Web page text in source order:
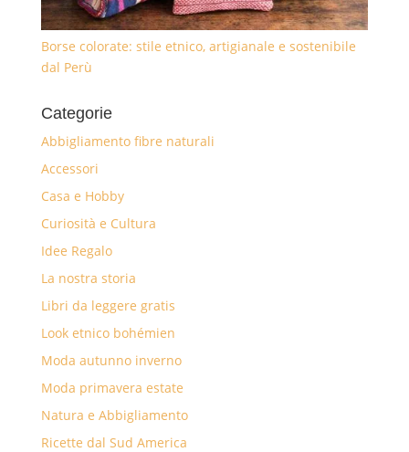
Borse colorate: stile etnico, artigianale e sostenibile
dal Perù
Categorie
Abbigliamento fibre naturali
Accessori
Casa e Hobby
Curiosità e Cultura
Idee Regalo
La nostra storia
Libri da leggere gratis
Look etnico bohémien
Moda autunno inverno
Moda primavera estate
Natura e Abbigliamento
Ricette dal Sud America